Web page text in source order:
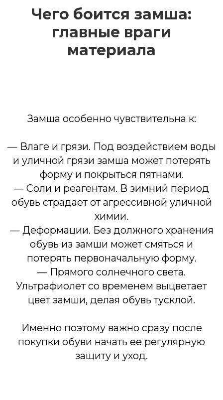
Чего боится замша:
главные враги
материала
обувь страдает от агрессивной уличной
химии.
обувь из замши может смяться и
потерять первоначальную форму.
— Прямого солнечного света.
защиту и уход.